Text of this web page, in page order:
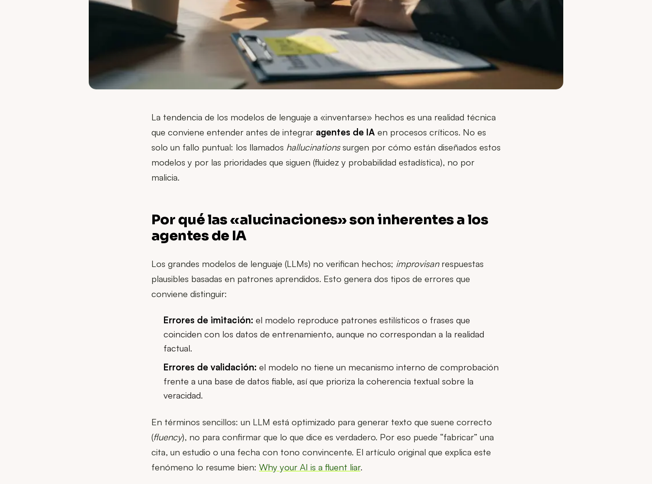
La tendencia de los modelos de lenguaje a «inventarse» hechos es una realidad técnica
que conviene entender antes de integrar agentes de IA en procesos críticos. No es
solo un fallo puntual: los llamados hallucinationssurgen por cómo están diseñados estos
modelos y por las prioridades que siguen (fluidez y probabilidad estadística), no por
malicia.
Por qué las «alucinaciones» son inherentes a los
agentes de IA
Los grandes modelos de lenguaje (LLMs) no verifican hechos; improvisanrespuestas
plausibles basadas en patrones aprendidos. Esto genera dos tipos de errores que
conviene distinguir:
Errores de imitación: el modelo reproduce patrones estilísticos o frases que
coinciden con los datos de entrenamiento, aunque no correspondan a la realidad
factual.
Errores de validación: el modelo no tiene un mecanismo interno de comprobación
frente a una base de datos fiable, así que prioriza la coherencia textual sobre la
veracidad.
En términos sencillos: un LLM está optimizado para generar texto que suene correcto
(fluency), no para confirmar que lo que dice es verdadero. Por eso puede “fabricar” una
cita, un estudio o una fecha con tono convincente. El artículo original que explica este
fenómeno lo resume bien: Why your AI is a fluent liar.